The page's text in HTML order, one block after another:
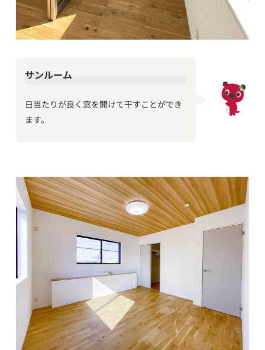
サンルーム
日当たりが良く窓を開けて干すことができ
ます。